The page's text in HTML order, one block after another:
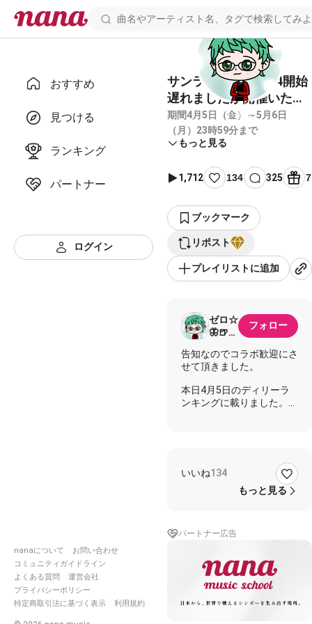
おすすめ
見つける
ランキング
パートナー
ログイン
nanaについて
お問い合わせ
コミュニティガイドライン
よくある質問
運営会社
プライバシーポリシー
特定商取引法に基づく表示
利用規約
サンライズ祭り2024開始
遅れましたが開催いたし
ます。
期間4月5日（金）～5月6日
（月）23時59分まで
もっと見る
1,712 134 325 7
ブックマーク
リポスト
プレイリストに追加
ゼロ☆
🦋‪🍺🪼
フォロー
告知なのでコラボ歓迎にさ
せて頂きました。
本日4月5日のディリーラ
ンキングに載りました。あ
今回開催が当初の予定より
遅れ、変更となり皆様には
ご迷惑をおかけして本当に
詫びいたします。
先日投稿した仮告知サウン
ドは間違いをなくすために
サウンドを消さしていただ
きます。 沢山の拍手をし
いいね134
もっと見る
パートナー広告